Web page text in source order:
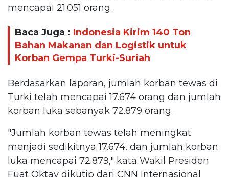
mencapai 21.051 orang.
Baca Juga : Indonesia Kirim 140 Ton
Bahan Makanan dan Logistik untuk
Korban Gempa Turki-Suriah
Berdasarkan laporan, jumlah korban tewas di
Turki telah mencapai 17.674 orang dan jumlah
korban luka sebanyak 72.879 orang.
"Jumlah korban tewas telah meningkat
menjadi sedikitnya 17.674, dan jumlah korban
luka mencapai 72.879," kata Wakil Presiden
Fuat Oktay dikutip dari CNN Internasional